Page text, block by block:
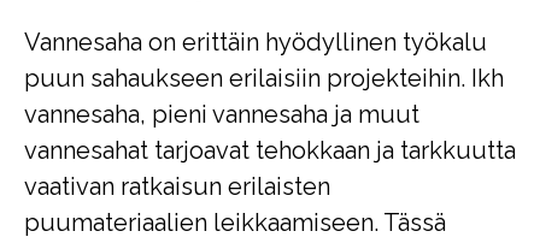
Vannesaha on erittäin hyödyllinen työkalu
puun sahaukseen erilaisiin projekteihin. Ikh
vannesaha, pieni vannesaha ja muut
vannesahat tarjoavat tehokkaan ja tarkkuutta
vaativan ratkaisun erilaisten
puumateriaalien leikkaamiseen. Tässä